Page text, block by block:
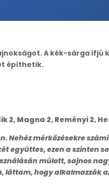
A kék-sárga
építhetik.
2, Magna 2, Reményi 2,
Nehéz mérkőzésekre
együttes, ezen a szinten
múlott, sajnos
hogy alkalmazzák